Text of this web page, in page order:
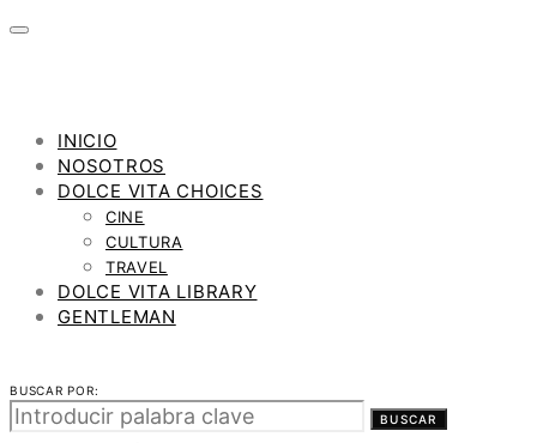
INICIO
NOSOTROS
DOLCE VITA CHOICES
CINE
CULTURA
TRAVEL
DOLCE VITA LIBRARY
GENTLEMAN
BUSCAR POR:
BUSCAR